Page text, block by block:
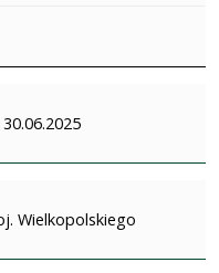
Wielkopolskiego